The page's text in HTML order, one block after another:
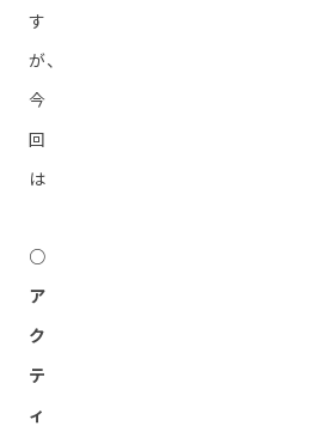
す
が、
今
回
は
○
ア
ク
テ
ィ